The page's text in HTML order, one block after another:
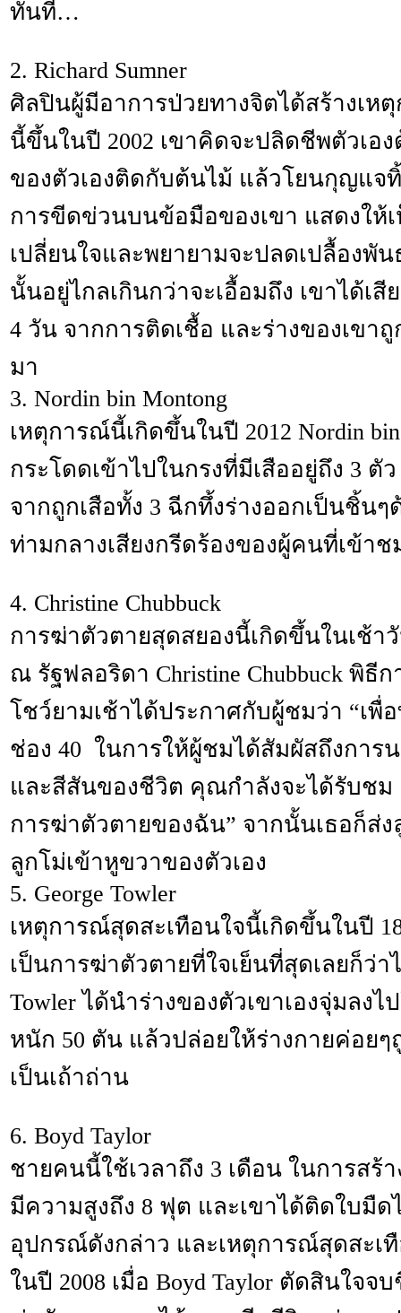
ทันที…
2. Richard Sumner
ศิลปินผู้มีอาการป่วยทางจิตได้สร้างเห
นี้ขึ้นในปี 2002 เขาคิดจะปลิดชีพตัวเอ
ของตัวเองติดกับต้นไม้ แล้วโยนกุญแจ
การขีดข่วนบนข้อมือของเขา แสดงให้เ
เปลี่ยนใจและพยายามจะปลดเปลื้องพั
นั้นอยู่ไกลเกินกว่าจะเอื้อมถึง เขาได้เ
4 วัน จากการติดเชื้อ และร่างของเขา
มา
3. Nordin bin Montong
เหตุการณ์นี้เกิดขึ้นในปี 2012 Nordin
กระโดดเข้าไปในกรงที่มีเสืออยู่ถึง 3 ตั
จากถูกเสือทั้ง 3 ฉีกทึ้งร่างออกเป็นชิ้น
ท่ามกลางเสียงกรีดร้องของผู้คนที่เข้า
4. Christine Chubbuck
การฆ่าตัวตายสุดสยองนี้เกิดขึ้นในเช้า
ณ รัฐฟลอริดา Christine Chubbuck พิธี
โชว์ยามเช้าได้ประกาศกับผู้ชมว่า “เพื่
ช่อง 40 ในการให้ผู้ชมได้สัมผัสถึงการ
และสีสันของชีวิต คุณกำลังจะได้รับชม
การฆ่าตัวตายของฉัน” จากนั้นเธอก็ส่
ลูกโม่เข้าหูขวาของตัวเอง
5. George Towler
เหตุการณ์สุดสะเทือนใจนี้เกิดขึ้นในปี
เป็นการฆ่าตัวตายที่ใจเย็นที่สุดเลยก็ว่าไ
Towler ได้นำร่างของตัวเขาเองจุ่มลง
หนัก 50 ตัน แล้วปล่อยให้ร่างกายค่อยๆ
เป็นเถ้าถ่าน
6. Boyd Taylor
ชายคนนี้ใช้เวลาถึง 3 เดือน ในการส
มีความสูงถึง 8 ฟุต และเขาได้ติดใบมื
อุปกรณ์ดังกล่าว และเหตุการณ์สุดสะเ
ในปี 2008 เมื่อ Boyd Taylor ตัดสินใจจ